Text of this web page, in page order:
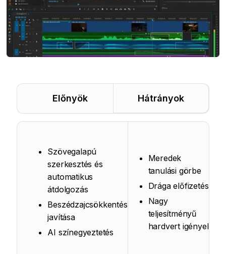
Előnyök Hátrányok
Szövegalapú
szerkesztés és
automatikus
átdolgozás
Beszédzajcsökkentés
javítása
AI színegyeztetés
Meredek
tanulási görbe
Drága előfizetés
Nagy
teljesítményű
hardvert igényel